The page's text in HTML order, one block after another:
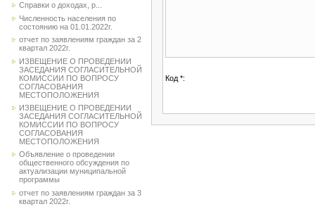
Справки о доходах, р...
Численность населения по
состоянию на 01.01.2022г.
отчет по заявлениям граждан за 2
квартал 2022г.
ИЗВЕЩЕНИЕ О ПРОВЕДЕНИИ
ЗАСЕДАНИЯ СОГЛАСИТЕЛЬНОЙ
КОМИССИИ ПО ВОПРОСУ
СОГЛАСОВАНИЯ
МЕСТОПОЛОЖЕНИЯ
ИЗВЕЩЕНИЕ О ПРОВЕДЕНИИ
ЗАСЕДАНИЯ СОГЛАСИТЕЛЬНОЙ
КОМИССИИ ПО ВОПРОСУ
СОГЛАСОВАНИЯ
МЕСТОПОЛОЖЕНИЯ
Объявление о проведении
общественного обсуждения по
актуализации муниципальной
программы
отчет по заявлениям граждан за 3
квартал 2022г.
Код *: